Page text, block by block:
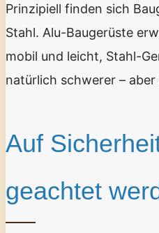
Prinzipiell finden sich
Stahl. Alu-Baugerüste
mobil und leicht, Stahl-
natürlich schwerer – aber
Auf
geachtet